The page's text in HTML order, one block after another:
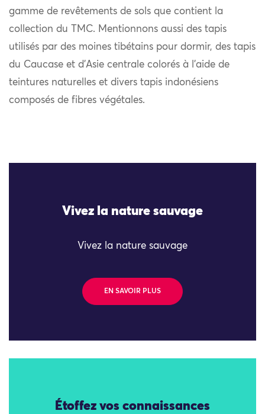
gamme de revêtements de sols que contient la
collection du TMC. Mentionnons aussi des tapis
utilisés par des moines tibétains pour dormir, des tapis
du Caucase et d’Asie centrale colorés à l’aide de
teintures naturelles et divers tapis indonésiens
composés de fibres végétales.
Vivez la nature sauvage
Vivez la nature sauvage
EN SAVOIR PLUS
Étoffez vos connaissances